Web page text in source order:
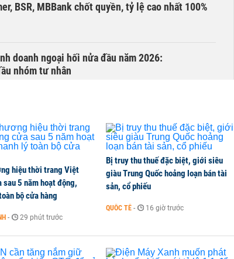
BSR, MBBank chốt quyền, tỷ lệ cao nhất 100%
doanh ngoại hối nửa đầu năm 2026:
nhóm tư nhân
hộ kinh doanh?
thủy sản Việt
khối ngoại đảo chiều gom hơn 2.000 tỷ
hiệu thời trang Việt
sau 5 năm hoạt động,
bộ cửa hàng
- 29 phút trước
Bị truy thu thuế đặc biệt, giới siêu
giàu Trung Quốc hoảng loạn bán tài
sản, cổ phiếu
QUỐC TẾ - 16 giờ trước